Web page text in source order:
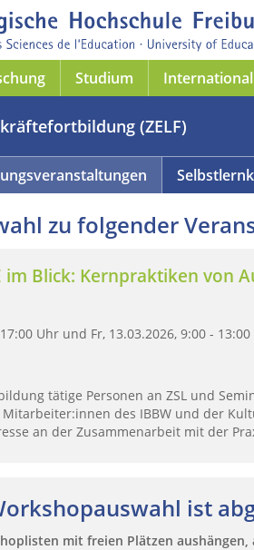
Studium International
(ZELF)
zu folgender
im Blick: Kernpraktiken von
Uhr und Fr, 13.03.2026, 9:00 -
tätige Personen an ZSL und
des IBBW und der
an der Zusammenarbeit mit der
ist
mit freien Plätzen